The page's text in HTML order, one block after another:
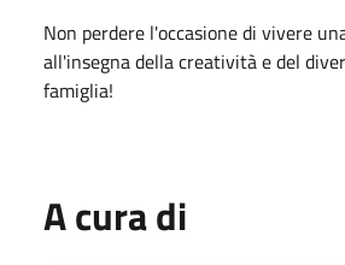
Non perdere l'occasione di vivere
all'insegna della creatività e del
famiglia!
A cura di